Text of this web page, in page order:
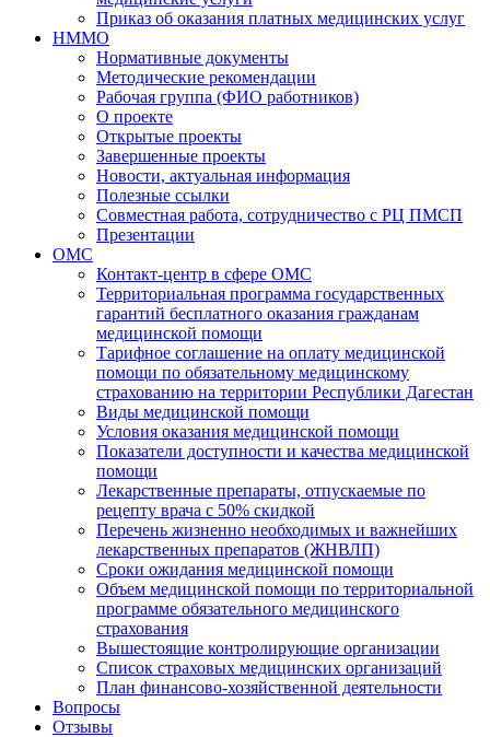
Приказ об оказания платных медицинских услуг
НММО
Нормативные документы
Методические рекомендации
Рабочая группа (ФИО работников)
О проекте
Открытые проекты
Завершенные проекты
Новости, актуальная информация
Полезные ссылки
Совместная работа, сотрудничество с РЦ ПМСП
Презентации
ОМС
Контакт-центр в сфере ОМС
Территориальная программа государственных
гарантий бесплатного оказания гражданам
медицинской помощи
Тарифное соглашение на оплату медицинской
помощи по обязательному медицинскому
страхованию на территории Республики Дагестан
Виды медицинской помощи
Условия оказания медицинской помощи
Показатели доступности и качества медицинской
помощи
Лекарственные препараты, отпускаемые по
рецепту врача с 50% скидкой
Перечень жизненно необходимых и важнейших
лекарственных препаратов (ЖНВЛП)
Сроки ожидания медицинской помощи
Объем медицинской помощи по территориальной
программе обязательного медицинского
страхования
Вышестоящие контролирующие организации
Список страховых медицинских организаций
План финансово-хозяйственной деятельности
Вопросы
Отзывы